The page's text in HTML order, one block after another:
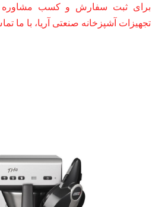
برای ثبت سفارش و کسب مشاوره
تجهیزات آشپزخانه صنعتی آریا، با ما